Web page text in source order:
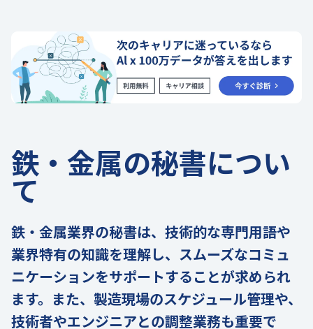
鉄・金属の秘書につい
て
鉄・金属業界の秘書は、技術的な専門用語や
業界特有の知識を理解し、スムーズなコミュ
ニケーションをサポートすることが求められ
ます。また、製造現場のスケジュール管理や、
技術者やエンジニアとの調整業務も重要で